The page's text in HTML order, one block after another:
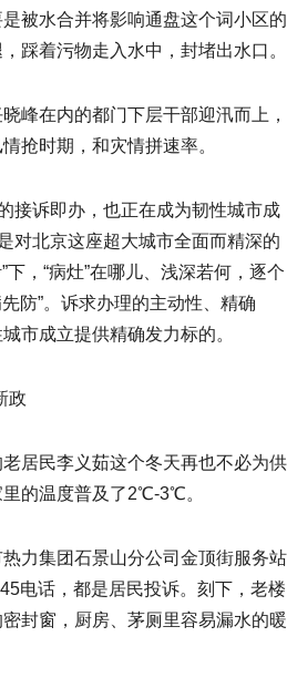
被水合并将影响通盘这个词小区的
踩着污物走入水中，封堵出水口。
峰在内的都门下层干部迎汛而上，
抢时期，和灾情拼速率。
接诉即办，也正在成为韧性城市成
对北京这座超大城市全面而精深的
下，“病灶”在哪儿、浅深若何，逐个
防”。诉求办理的主动性、精确
市成立提供精确发力标的。
政
居民李义茹这个冬天再也不必为供
的温度普及了2℃-3℃。
力集团石景山分公司金顶街服务站
电话，都是居民投诉。刻下，老楼
封窗，厨房、茅厕里容易漏水的暖